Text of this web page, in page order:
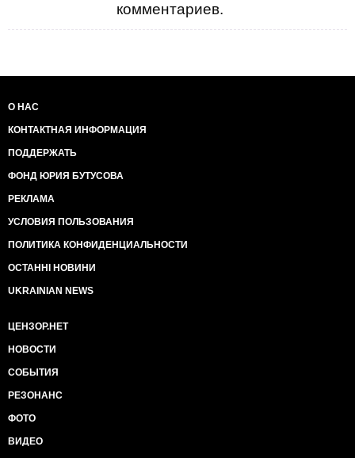
комментариев.
О НАС
КОНТАКТНАЯ ИНФОРМАЦИЯ
ПОДДЕРЖАТЬ
ФОНД ЮРИЯ БУТУСОВА
РЕКЛАМА
УСЛОВИЯ ПОЛЬЗОВАНИЯ
ПОЛИТИКА КОНФИДЕНЦИАЛЬНОСТИ
ОСТАННІ НОВИНИ
UKRAINIAN NEWS
ЦЕНЗОР.НЕТ
НОВОСТИ
СОБЫТИЯ
РЕЗОНАНС
ФОТО
ВИДЕО